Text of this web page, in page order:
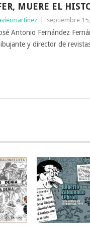
MUERE EL
| septiembre
Antonio Fernández
y director de